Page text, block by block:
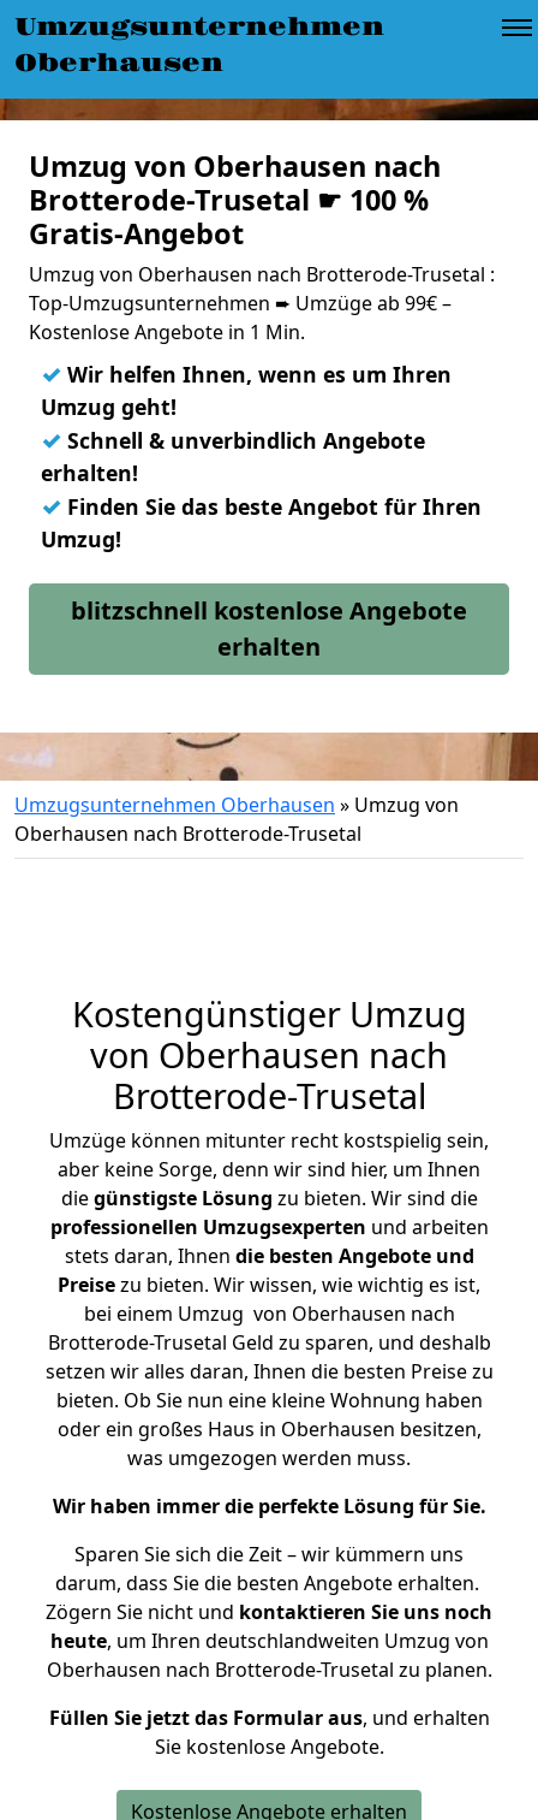
Umzugsunternehmen
Oberhausen
Umzug von Oberhausen nach
Brotterode-Trusetal ☛ 100 %
Gratis-Angebot
Umzug von Oberhausen nach Brotterode-Trusetal :
Top-Umzugsunternehmen ➨ Umzüge ab 99€ –
Kostenlose Angebote in 1 Min.
✓ Wir helfen Ihnen, wenn es um Ihren
Umzug geht!
✓ Schnell & unverbindlich Angebote
erhalten!
✓ Finden Sie das beste Angebot für Ihren
Umzug!
blitzschnell kostenlose Angebote
erhalten
Umzugsunternehmen Oberhausen » Umzug von
Oberhausen nach Brotterode-Trusetal
Kostengünstiger Umzug
von Oberhausen nach
Brotterode-Trusetal
Umzüge können mitunter recht kostspielig sein,
aber keine Sorge, denn wir sind hier, um Ihnen
diegünstigste Lösung zu bieten. Wir sind die
professionellen Umzugsexperten und arbeiten
stets daran, Ihnen die besten Angebote und
Preisezu bieten. Wir wissen, wie wichtig es ist,
bei einem Umzug von Oberhausen nach
Brotterode-Trusetal Geld zu sparen, und deshalb
setzen wir alles daran, Ihnen die besten Preise zu
bieten. Ob Sie nun eine kleine Wohnung haben
oder ein großes Haus in Oberhausen besitzen,
was umgezogen werden muss.
Wir haben immer die perfekte Lösung für Sie.
Sparen Sie sich die Zeit – wir kümmern uns
darum, dass Sie die besten Angebote erhalten.
Zögern Sie nicht und kontaktieren Sie uns noch
heute, um Ihren deutschlandweiten Umzug von
Oberhausen nach Brotterode-Trusetal zu planen.
Füllen Sie jetzt das Formular aus, und erhalten
Sie kostenlose Angebote.
Kostenlose Angebote erhalten